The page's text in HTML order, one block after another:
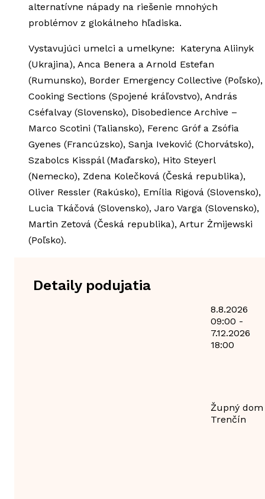
alternatívne nápady na riešenie mnohých
problémov z glokálneho hľadiska.
Vystavujúci umelci a umelkyne: Kateryna Aliinyk
(Ukrajina), Anca Benera a Arnold Estefan
(Rumunsko), Border Emergency Collective (Poľsko),
Cooking Sections (Spojené kráľovstvo), András
Cséfalvay (Slovensko), Disobedience Archive –
Marco Scotini (Taliansko), Ferenc Gróf a Zsófia
Gyenes (Francúzsko), Sanja Iveković (Chorvátsko),
Szabolcs Kisspál (Maďarsko), Hito Steyerl
(Nemecko), Zdena Kolečková (Česká republika),
Oliver Ressler (Rakúsko), Emília Rigová (Slovensko),
Lucia Tkáčová (Slovensko), Jaro Varga (Slovensko),
Martin Zetová (Česká republika), Artur Żmijewski
(Poľsko).
Detaily podujatia
8.8.2026
09:00 -
7.12.2026
18:00
Župný dom
Trenčín